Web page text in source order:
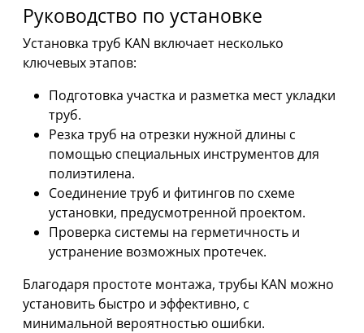
Руководство по установке
Установка труб KAN включает несколько
ключевых этапов:
Подготовка участка и разметка мест укладки
труб.
Резка труб на отрезки нужной длины с
помощью специальных инструментов для
полиэтилена.
Соединение труб и фитингов по схеме
установки, предусмотренной проектом.
Проверка системы на герметичность и
устранение возможных протечек.
Благодаря простоте монтажа, трубы KAN можно
установить быстро и эффективно, с
минимальной вероятностью ошибки.